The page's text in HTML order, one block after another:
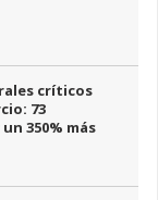
críticos
73
350% más